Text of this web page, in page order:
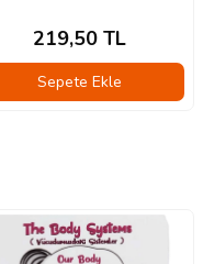
219,50 TL
Sepete Ekle